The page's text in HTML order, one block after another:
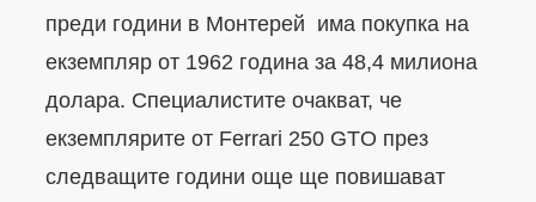
преди години в Монтерей има покупка на
екземпляр от 1962 година за 48,4 милиона
долара. Специалистите очакват, че
екземплярите от Ferrari 250 GTO през
следващите години още ще повишават